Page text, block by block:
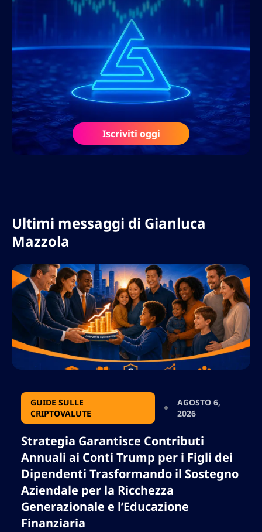
capacità analitiche per creare contenuti ad
alta conversione in linea con gli ultimi
aggiornamenti dell’algoritmo di Google.
Parlando fluentemente italiano, inglese e
spagnolo, Gianluca ha ampliato la sua
esperienza in diversi mercati
internazionali, ottimizzando siti web
multilingue e implementando strategie di
localizzazione che massimizzano la portata
globale.
Iscriviti oggi
Ultimi messaggi di Gianluca
Mazzola
GUIDE SULLE
CRIPTOVALUTE
AGOSTO 6,
2026
Strategia Garantisce Contributi
Annuali ai Conti Trump per i Figli dei
Dipendenti Trasformando il Sostegno
Aziendale per la Ricchezza
Generazionale e l’Educazione
Finanziaria